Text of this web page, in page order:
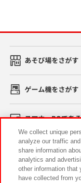
あそび場をさがす
ゲーム機をさがす
スマホ・PCであ
イベント・キャン
We collect unique
analyze our traffic
share information
analytics and
other information that
have collected from